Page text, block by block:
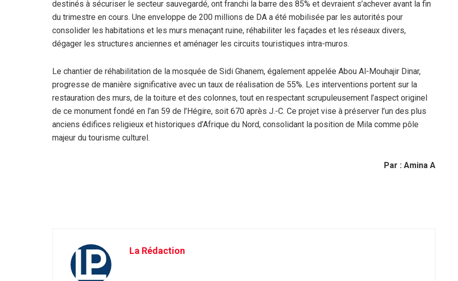
destinés à sécuriser le secteur sauvegardé, ont franchi la barre des 85% et devraient s’achever avant la fin
du trimestre en cours. Une enveloppe de 200 millions de DA a été mobilisée par les autorités pour
consolider les habitations et les murs menaçant ruine, réhabiliter les façades et les réseaux divers,
dégager les structures anciennes et aménager les circuits touristiques intra-muros.
Le chantier de réhabilitation de la mosquée de Sidi Ghanem, également appelée Abou Al-Mouhajir Dinar,
progresse de manière significative avec un taux de réalisation de 55%. Les interventions portent sur la
restauration des murs, de la toiture et des colonnes, tout en respectant scrupuleusement l’aspect originel
de ce monument fondé en l’an 59 de l’Hégire, soit 670 après J.-C. Ce projet vise à préserver l’un des plus
anciens édifices religieux et historiques d’Afrique du Nord, consolidant la position de Mila comme pôle
majeur du tourisme culturel.
Par : Amina A
La Rédaction